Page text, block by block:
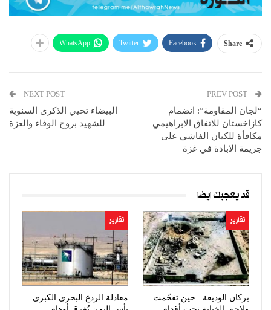
Share
Facebook
Twitter
WhatsApp
“لجان المقاومة”: انضمام
كازاخستان للاتفاق الابراهيمي
مكافأة للكيان الفاشي على
جريمة الابادة في غزة
NEXT POST
البيضاء تحيي الذكرى السنوية
للشهيد بروح الوفاء والعزة
قد يعجبك ايضا
تقارير
بركان الوديعة.. حين تفحّمت
تقارير
معادلة الردع البحري الكبرى..